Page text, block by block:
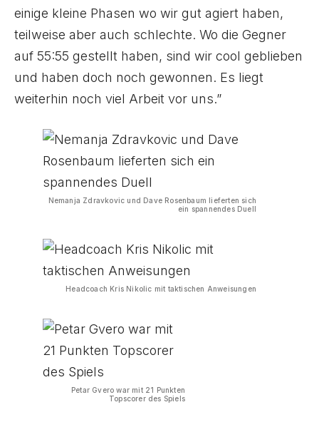
einige kleine Phasen wo wir gut agiert haben,
teilweise aber auch schlechte. Wo die Gegner
auf 55:55 gestellt haben, sind wir cool geblieben
und haben doch noch gewonnen. Es liegt
weiterhin noch viel Arbeit vor uns.”
Nemanja Zdravkovic und Dave Rosenbaum lieferten sich
ein spannendes Duell
Headcoach Kris Nikolic mit taktischen Anweisungen
Petar Gvero war mit 21 Punkten
Topscorer des Spiels